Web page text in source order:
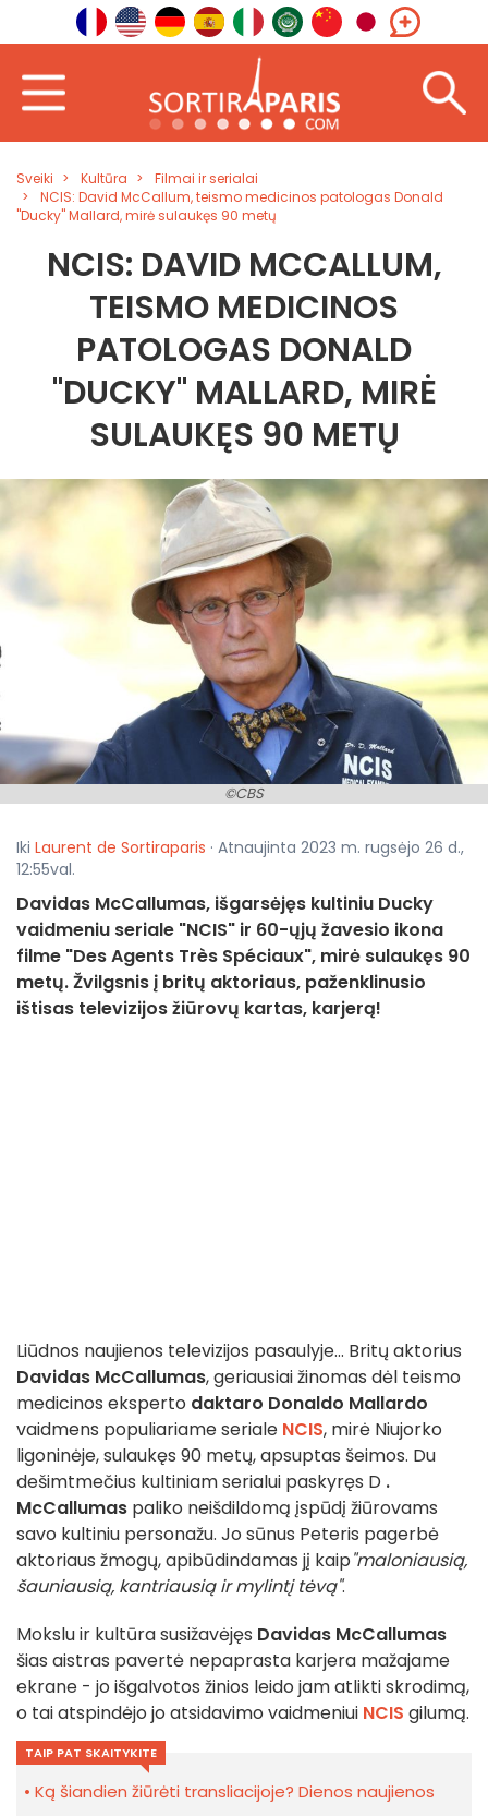
Sveiki Kultūra
Filmai ir serialai
NCIS: David McCallum, teismo medicinos patologas Donald
"Ducky" Mallard, mirė sulaukęs 90 metų
NCIS: DAVID MCCALLUM,
TEISMO MEDICINOS
PATOLOGAS DONALD
"DUCKY" MALLARD, MIRĖ
SULAUKĘS 90 METŲ
©CBS
Iki Laurent de Sortiraparis · Atnaujinta 2023 m. rugsėjo 26 d.,
12:55val.
Davidas McCallumas, išgarsėjęs kultiniu Ducky
vaidmeniu seriale "NCIS" ir 60-ųjų žavesio ikona
filme "Des Agents Très Spéciaux", mirė sulaukęs 90
metų. Žvilgsnis į britų aktoriaus, paženklinusio
ištisas televizijos žiūrovų kartas, karjerą!
Liūdnos naujienos televizijos pasaulyje... Britų aktorius
Davidas McCallumas, geriausiai žinomas dėl teismo
medicinos eksperto daktaro Donaldo Mallardo
vaidmens populiariame seriale NCIS, mirė Niujorko
ligoninėje, sulaukęs 90 metų, apsuptas šeimos. Du
dešimtmečius kultiniam serialui paskyręs D .
McCallumas paliko neišdildomą įspūdį žiūrovams
savo kultiniu personažu. Jo sūnus Peteris pagerbė
aktoriaus žmogų, apibūdindamas jį kaip"maloniausią,
šauniausią, kantriausią ir mylintį tėvą".
Mokslu ir kultūra susižavėjęs Davidas McCallumas
šias aistras pavertė nepaprasta karjera mažajame
ekrane - jo išgalvotos žinios leido jam atlikti skrodimą,
o tai atspindėjo jo atsidavimo vaidmeniui NCIS gilumą.
TAIP PAT SKAITYKITE
Ką šiandien žiūrėti transliacijoje? Dienos naujienos